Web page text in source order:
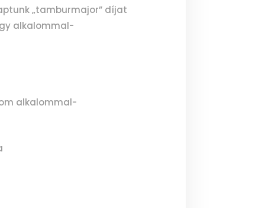
„tamburmajor” díjat
alkalommal-
alkalommal-